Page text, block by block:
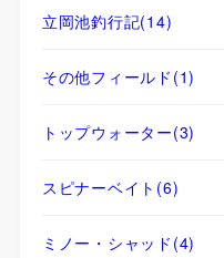
立岡池釣行記(14)
その他フィールド (1)
トップウォーター(3)
スピナーベイト (6)
ミノー・シャッド (4)